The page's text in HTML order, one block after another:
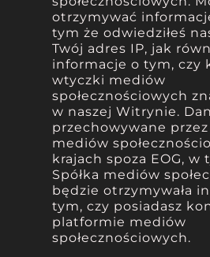
otrzymywać
tym że odwiedziłeś
Twój adres IP, jak
informacje o tym, czy
wtyczki mediów
społecznościowych
w naszej Witrynie.
przechowywane przez
mediów
krajach spoza EOG, w
Spółka mediów
będzie otrzymywała
tym, czy posiadasz
platformie mediów
społecznościowych.